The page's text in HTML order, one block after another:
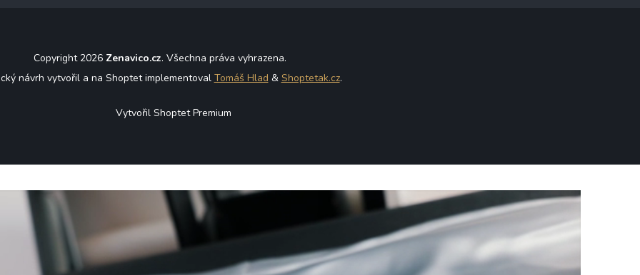
Copyright 2026 Zenavico.cz. Všechna práva vyhrazena.
návrh vytvořil a na Shoptet implementoval Tomáš Hlad & Shoptetak.cz.
Vytvořil Shoptet Premium